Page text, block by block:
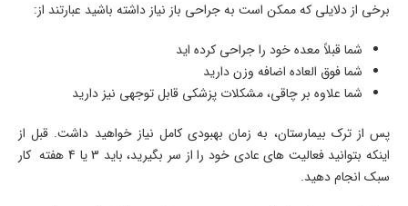
برخی از دلایلی که ممکن است به جراحی باز نیاز داشته باشید عبارتند از:
شما قبلاً معده خود را جراحی کرده اید
شما فوق العاده اضافه وزن دارید
شما علاوه بر چاقی، مشکلات پزشکی قابل توجهی نیز دارید
پس از ترک بیمارستان، به زمان بهبودی کامل نیاز خواهید داشت. قبل از
اینکه بتوانید فعالیت های عادی خود را از سر بگیرید، باید 3 یا 4 هفته کار
سبک انجام دهید.